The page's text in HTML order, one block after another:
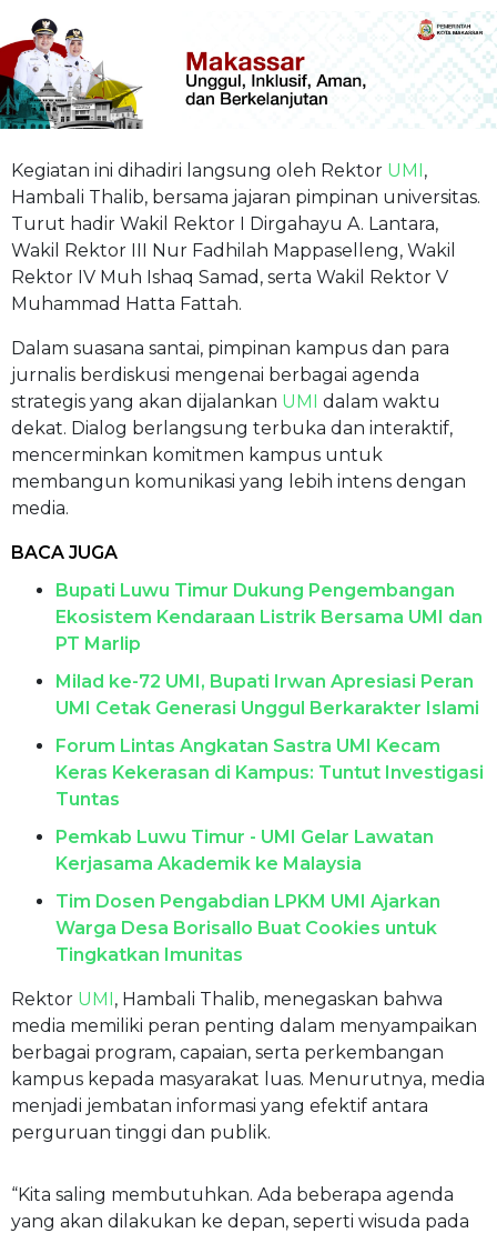
Kegiatan ini dihadiri langsung oleh Rektor UMI,
Hambali Thalib, bersama jajaran pimpinan universitas.
Turut hadir Wakil Rektor I Dirgahayu A. Lantara,
Wakil Rektor III Nur Fadhilah Mappaselleng, Wakil
Rektor IV Muh Ishaq Samad, serta Wakil Rektor V
Muhammad Hatta Fattah.
Dalam suasana santai, pimpinan kampus dan para
jurnalis berdiskusi mengenai berbagai agenda
strategis yang akan dijalankan UMI dalam waktu
dekat. Dialog berlangsung terbuka dan interaktif,
mencerminkan komitmen kampus untuk
membangun komunikasi yang lebih intens dengan
media.
BACA JUGA
Bupati Luwu Timur Dukung Pengembangan
Ekosistem Kendaraan Listrik Bersama UMI dan
PT Marlip
Milad ke-72 UMI, Bupati Irwan Apresiasi Peran
UMI Cetak Generasi Unggul Berkarakter Islami
Forum Lintas Angkatan Sastra UMI Kecam
Keras Kekerasan di Kampus: Tuntut Investigasi
Tuntas
Pemkab Luwu Timur - UMI Gelar Lawatan
Kerjasama Akademik ke Malaysia
Tim Dosen Pengabdian LPKM UMI Ajarkan
Warga Desa Borisallo Buat Cookies untuk
Tingkatkan Imunitas
Rektor UMI, Hambali Thalib, menegaskan bahwa
media memiliki peran penting dalam menyampaikan
berbagai program, capaian, serta perkembangan
kampus kepada masyarakat luas. Menurutnya, media
menjadi jembatan informasi yang efektif antara
perguruan tinggi dan publik.
“Kita saling membutuhkan. Ada beberapa agenda
yang akan dilakukan ke depan, seperti wisuda pada